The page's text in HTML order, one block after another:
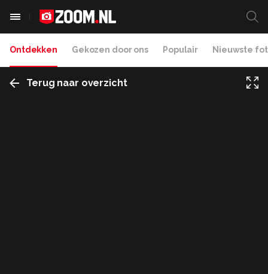
Ontdekken Gekozen door ons Populair Nieuwste
Terug naar overzicht